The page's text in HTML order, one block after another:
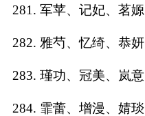
281. 军苹、记妃、茗嫄
282. 雅芍、忆绮、恭妍
283. 瑾功、冠美、岚意
284. 霏蕾、增漫、婧琰